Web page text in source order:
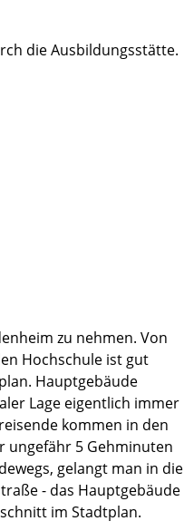
die Ausbildungsstätte.
zu nehmen. Von
Hochschule ist gut
Hauptgebäude
Lage eigentlich immer
kommen in den
ungefähr 5 Gehminuten
gelangt man in die
- das Hauptgebäude
im Stadtplan.